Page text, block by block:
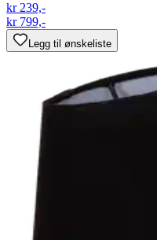
kr 239,-
kr 799,-
Legg til ønskeliste